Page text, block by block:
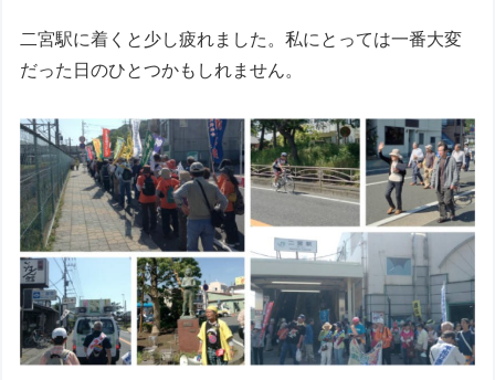
二宮駅に着くと少し疲れました。私にとっては一番大変
だった日のひとつかもしれません。